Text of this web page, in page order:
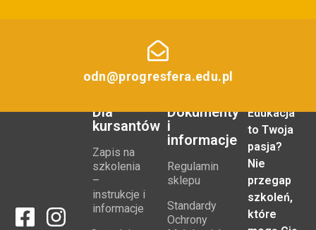
odn@progresfera.edu.pl
Dla
kursantów
Zapis na
szkolenia
–
instrukcje i
informacje
Dokumenty
i
informacje
Regulamin
sklepu
Standardy
Ochrony
Edukacja
to Twoja
pasja?
Nie
przegap
szkoleń,
które